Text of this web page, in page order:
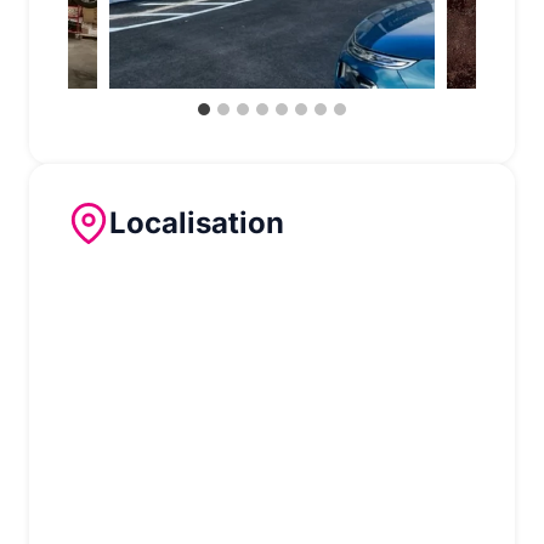
services rendus!
Localisation